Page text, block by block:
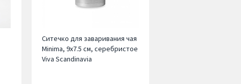
Ситечко для заваривания чая
Minima, 9х7.5 см, серебристое
Viva Scandinavia